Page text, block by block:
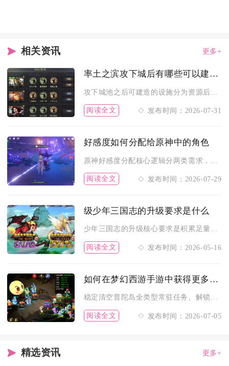
相关资讯 更多+
率土之滨攻下城后有哪些可以建设的设施
阅读全文 发布时间：2026-07-31
好感度如何分配给原神中的角色
阅读全文 发布时间：2026-07-29
级少年三国志的升级要求是什么
少年三国志的升级核心要求是积累足量等级经验，经验主要通过主线...
阅读全文 发布时间：2026-05-16
如何在梦幻西游手游中获得更多普陀岛的奖励
阅读全文 发布时间：2026-07-05
精选资讯 更多+